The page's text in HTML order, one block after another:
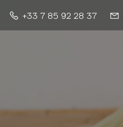
+33 7 85 92 28 37